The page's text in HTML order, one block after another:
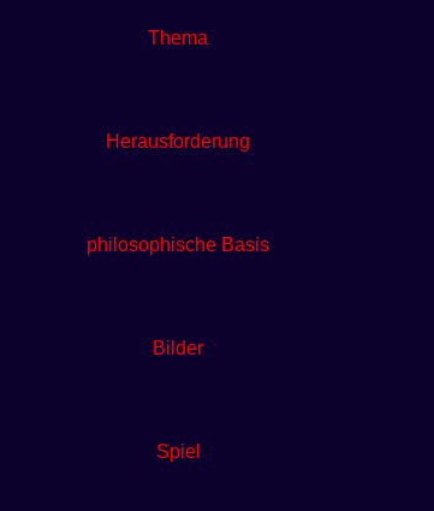
Thema
Herausforderung
philosophische Basis
Bilder
Spiel